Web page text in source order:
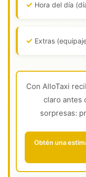
Hora del día
Extras
Con AlloTaxi
claro antes
sorpresas:
Obtén una